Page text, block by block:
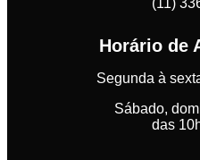
(11)
Horário de
Segunda à
Sábado,
das